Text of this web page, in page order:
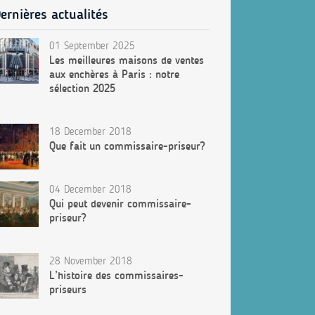
actualités
01 September 2025
Les meilleures maisons de ventes
aux enchères à Paris : notre
sélection 2025
18 December 2018
Que fait un commissaire-priseur?
04 December 2018
Qui peut devenir commissaire-
priseur?
28 November 2018
L’histoire des commissaires-
priseurs